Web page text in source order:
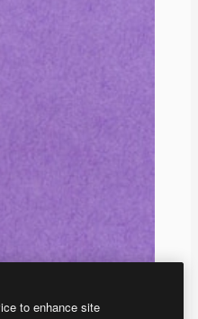
to enhance site